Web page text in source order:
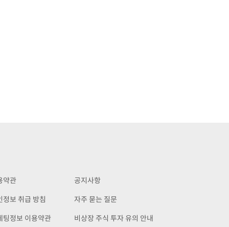
약관
정보 취급 방침
팅정보 이용약관
공지사항
자주 묻는 질문
비상장 주식 투자 유의 안내